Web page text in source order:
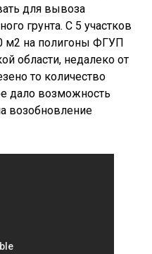
для вывоза
грунта. С 5 участков
м2 на полигоны ФГУП
области, недалеко от
то количество
дало возможность
возобновление